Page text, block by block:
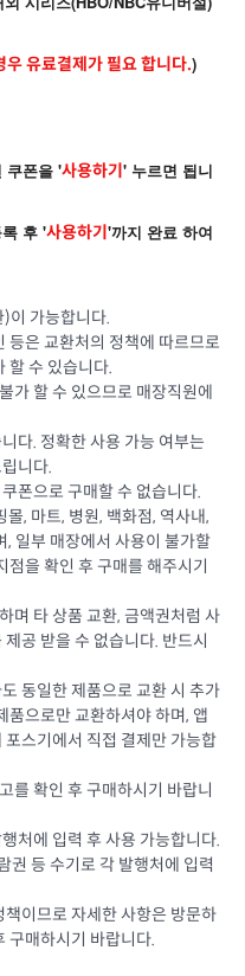
유료결제가 필요 합니다.)
쿠폰을 '사용하기' 누르면 됩니
후 '사용하기'까지 완료 하여
이 가능합니다.
등은 교환처의 정책에 따르므로
할 수 있습니다.
가 할 수 있으므로 매장직원에
다. 정확한 사용 가능 여부는
니다.
폰으로 구매할 수 없습니다.
, 마트, 병원, 백화점, 역사내,
일부 매장에서 사용이 불가할
점을 확인 후 구매를 해주시기
며 타 상품 교환, 금액권처럼 사
공 받을 수 없습니다. 반드시
동일한 제품으로 교환 시 추가
품으로만 교환하셔야 하며, 앱
스기에서 직접 결제만 가능합
를 확인 후 구매하시기 바랍니
처에 입력 후 사용 가능합니다.
권 등 수기로 각 발행처에 입력
이므로 자세한 사항은 방문하
구매하시기 바랍니다.